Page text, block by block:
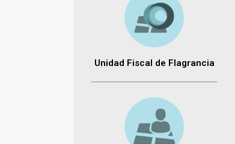
Unidad Fiscal de Flagrancia